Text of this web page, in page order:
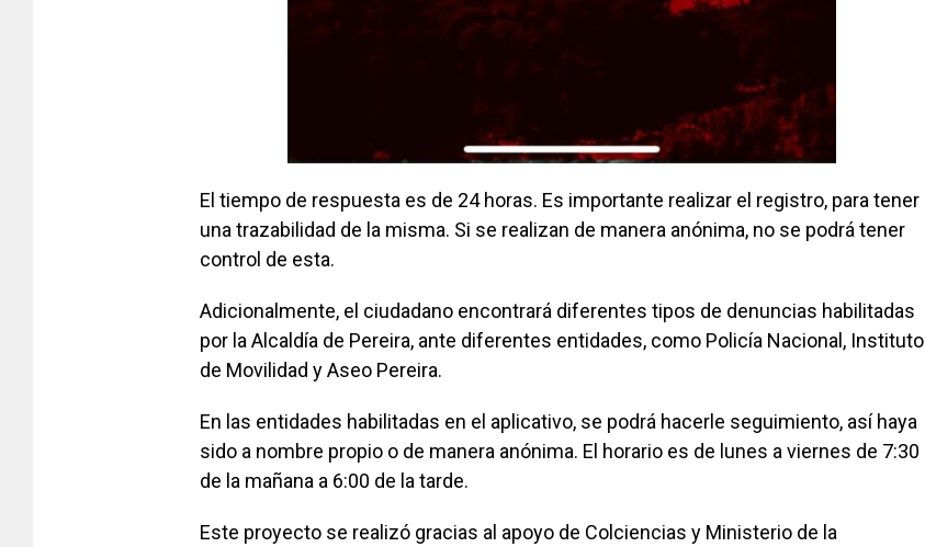
El tiempo de respuesta es de 24 horas. Es importante realizar el registro, para tener
una trazabilidad de la misma. Si se realizan de manera anónima, no se podrá tener
control de esta.
Adicionalmente, el ciudadano encontrará diferentes tipos de denuncias habilitadas
por la Alcaldía de Pereira, ante diferentes entidades, como Policía Nacional, Instituto
de Movilidad y Aseo Pereira.
En las entidades habilitadas en el aplicativo, se podrá hacerle seguimiento, así haya
sido a nombre propio o de manera anónima. El horario es de lunes a viernes de 7:30
de la mañana a 6:00 de la tarde.
Este proyecto se realizó gracias al apoyo de Colciencias y Ministerio de la